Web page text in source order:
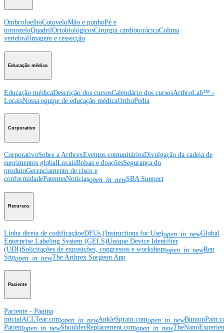
OmbroJoelhoCotoveloMão e punhoPé e
tornozeloQuadrilOrtobiológicosCirurgia cardiotorácicaColuna
vertebralImagem e ressecção
Educação médica
Educação médicaDescrição dos cursosCalendário dos cursosArthroLab™ -
LocaisNossa equipe de educação médicaOrthoPedia
Corporativo
CorporativoSobre a ArthrexEventos comunitáriosDivulgação da cadeia de
suprimentos globalLocaisBolsas e doaçõesSegurança do
produtoGerenciamento de risco e
conformidadePatentesNotíciasopen_in_newSBA Support
Recursos
Linha direta de codificaçãoeDFUs (Instructions for Use)open_in_newGlobal
Enterprise Labeling System (GELS)Unique Device Identifier
(UDI)Solicitações de exposições, congressos e workshopsopen_in_newRep
Siteopen_in_newThe Arthrex Surgeon App
Paciente
Paciente - Página
inicialACLTear.comopen_in_newAnkleSprain.comopen_in_new
Patientopen_in_newShoulderReplacement.comopen_in_new